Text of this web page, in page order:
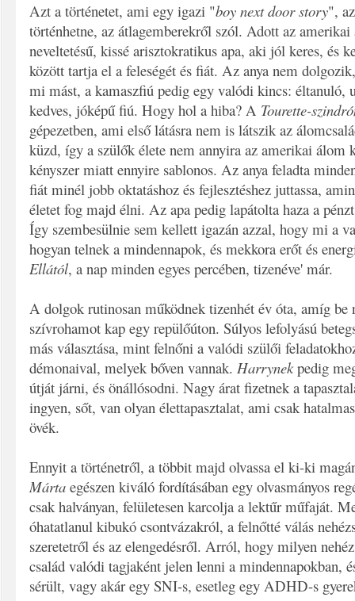
Azt a történetet, ami egy igazi "boy next door story",
történhetne, az átlagemberekről szól. Adott az
neveltetésű, kissé arisztokratikus apa, aki jól keres, és
között tartja el a feleségét és fiát. Az anya nem
mi mást, a kamaszfiú pedig egy valódi kincs: éltanuló,
kedves, jóképű fiú. Hogy hol a hiba? A Tourette-
gépezetben, ami első látásra nem is látszik az
küzd, így a szülők élete nem annyira az amerikai álom
kényszer miatt ennyire sablonos. Az anya feladta
fiát minél jobb oktatáshoz és fejlesztéshez juttassa,
életet fog majd élni. Az apa pedig lapátolta haza a
Így szembesülnie sem kellett igazán azzal, hogy mi a
hogyan telnek a mindennapok, és mekkora erőt és
Ellától, a nap minden egyes percében, tizenéve' már.
A dolgok rutinosan működnek tizenhét év óta, amíg
szívrohamot kap egy repülőúton. Súlyos lefolyású
más választása, mint felnőni a valódi szülői
démonaival, melyek bőven vannak. Harrynekpedig
útját járni, és önállósodni. Nagy árat fizetnek a
ingyen, sőt, van olyan élettapasztalat, ami csak
övék.
Ennyit a történetről, a többit majd olvassa el ki-ki
Márta egészen kiváló fordításában egy olvasmányos
csak halványan, felületesen karcolja a lektűr műfaját.
óhatatlanul kibukó csontvázakról, a felnőtté válás
szeretetről és az elengedésről. Arról, hogy milyen
család valódi tagjaként jelen lenni a mindennapokban,
sérült, vagy akár egy SNI-s, esetleg egy ADHD-s